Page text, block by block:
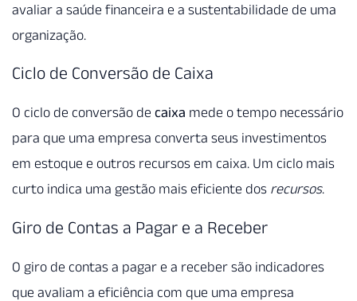
avaliar a saúde financeira e a sustentabilidade de uma
organização.
Ciclo de Conversão de Caixa
O ciclo de conversão de caixa mede o tempo necessário
para que uma empresa converta seus investimentos
em estoque e outros recursos em caixa. Um ciclo mais
curto indica uma gestão mais eficiente dos recursos.
Giro de Contas a Pagar e a Receber
O giro de contas a pagar e a receber são indicadores
que avaliam a eficiência com que uma empresa